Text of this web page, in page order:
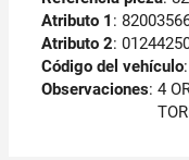
Atributo 1 :
Atributo 2:
Código del vehículo:
Observaciones: 4